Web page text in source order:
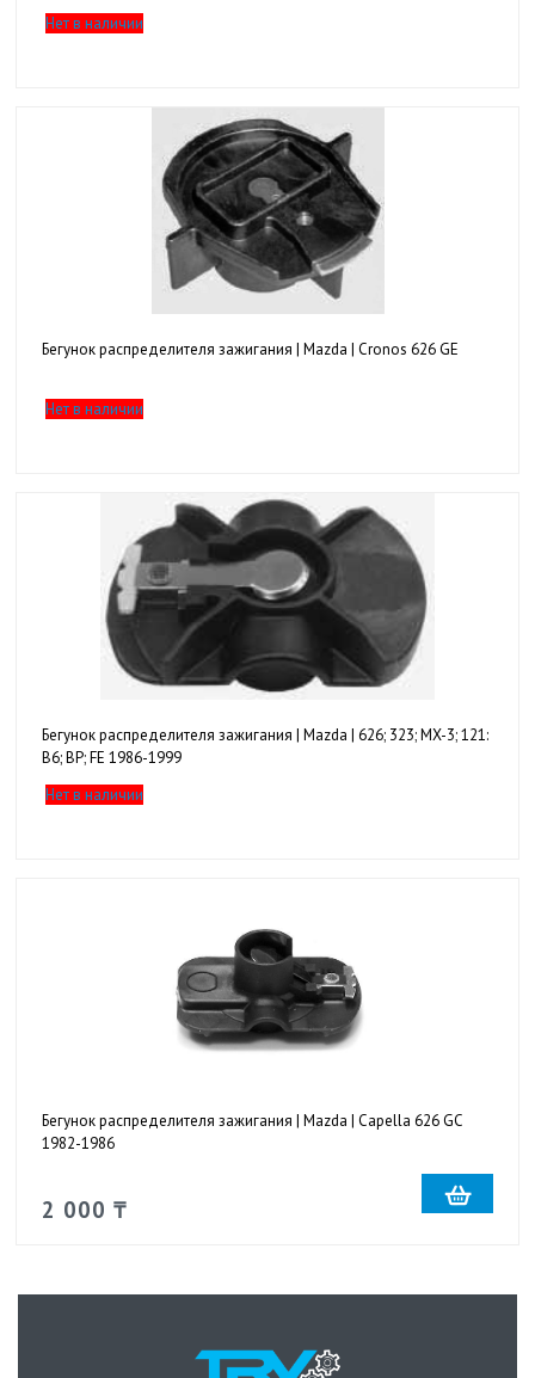
Нет в наличии
Бегунок распределителя зажигания | Mazda | Cronos 626 GE
Нет в наличии
Бегунок распределителя зажигания | Mazda | 626; 323; MX-3; 121:
B6; BP; FE 1986-1999
Нет в наличии
Бегунок распределителя зажигания | Mazda | Capella 626 GC
1982-1986
2 000 ₸